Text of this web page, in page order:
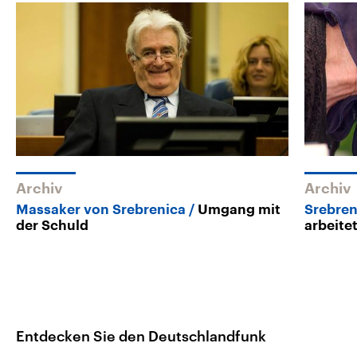
Archiv
Massaker von Srebrenica
Umgang mit
der Schuld
Archiv
Entdecken Sie den Deutschlandfunk